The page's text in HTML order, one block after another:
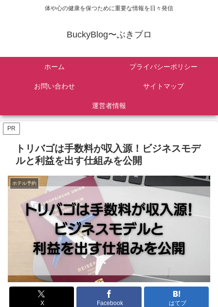
体や心の健康を保つために重要な情報を日々発信
BuckyBlog〜ぶきブロ
ホーム プライバシーポリシー
お問い合わせ サイトマップ
運営者情報
PR
トリバゴは手数料が収入源！ビジネスモデ
ルと利益を出す仕組みを公開
ホテル予約
X Facebook はてブ